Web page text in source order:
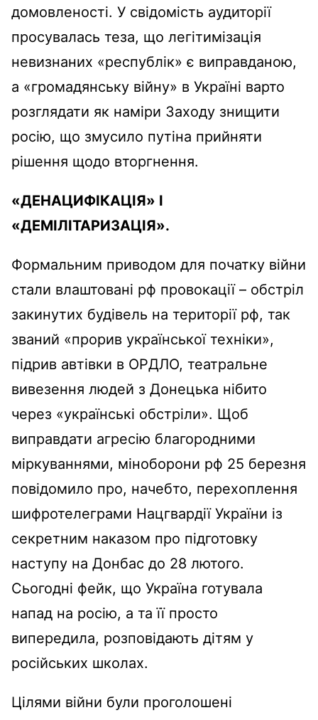
домовленості. У свідомість аудиторії
просувалась теза, що легітимізація
невизнаних «республік» є виправданою,
а «громадянську війну» в Україні варто
розглядати як наміри Заходу знищити
росію, що змусило путіна прийняти
рішення щодо вторгнення.
«ДЕНАЦИФІКАЦІЯ» І
«ДЕМІЛІТАРИЗАЦІЯ».
Формальним приводом для початку війни
стали влаштовані рф провокації – обстріл
закинутих будівель на території рф, так
званий «прорив української техніки»,
підрив автівки в ОРДЛО, театральне
вивезення людей з Донецька нібито
через «українські обстріли». Щоб
виправдати агресію благородними
міркуваннями, міноборони рф 25 березня
повідомило про, начебто, перехоплення
шифротелеграми Нацгвардії України із
секретним наказом про підготовку
наступу на Донбас до 28 лютого.
Сьогодні фейк, що Україна готувала
напад на росію, а та її просто
випередила, розповідають дітям у
російських школах.
Цілями війни були проголошені